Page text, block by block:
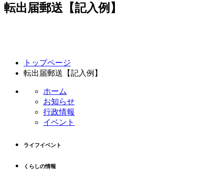
転出届郵送【記入例】
トップページ
転出届郵送【記入例】
ホーム
お知らせ
行政情報
イベント
ライフイベント
くらしの情報